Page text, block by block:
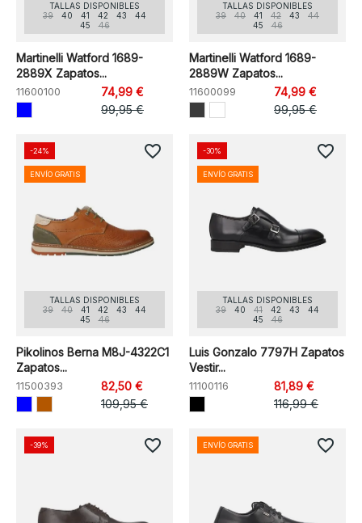
TALLAS DISPONIBLES
39
40 41 42 43
44
45
46
Martinelli Watford 1689-
2889X Zapatos...
11600100
74,99 €
99,95 €
TALLAS DISPONIBLES
39
40 41 42 43
44
45
46
Martinelli Watford 1689-
2889W Zapatos...
11600099
74,99 €
99,95 €
TALLAS DISPONIBLES
39
40 41 42 43
44
45
46
Pikolinos Berna M8J-4322C1
Zapatos...
11500393
82,50 €
109,95 €
-24%
ENVÍO GRATIS
favorite_border
TALLAS DISPONIBLES
39
40 41 42 43
44
45
46
Luis Gonzalo 7797H Zapatos
Vestir...
11100116
81,89 €
116,99 €
-30%
ENVÍO GRATIS
favorite_border
-39% favorite_border ENVÍO GRATIS favorite_border